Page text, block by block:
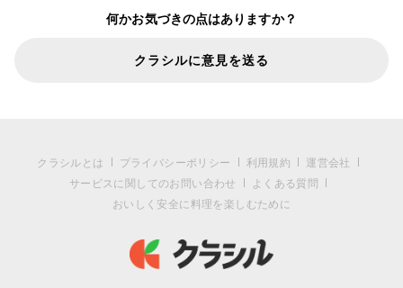
何かお気づきの点はありますか？
クラシルに意見を送る
クラシルとは プライバシーポリシー 利用規約
運営会社
サービスに関してのお問い合わせ
よくある質問
おいしく安全に料理を楽しむために